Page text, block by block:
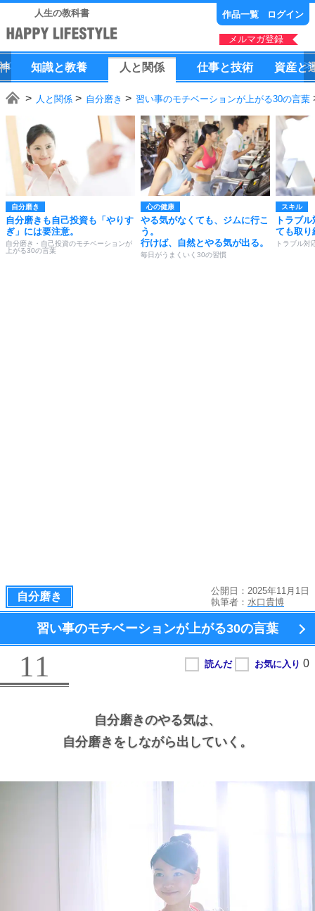
人生の教科書 作品一覧 ログイン
メルマガ登録
知識と教養 人 と 関係 仕事と技術 資産と
人と関係 自分磨き 習い事のモチベーションが上がる30の言葉
自分磨き
自分磨きも自己投資も「やりす
ぎ」には要注意。
自分磨き・自己投資のモチベーションが
上がる30の言葉
心の健康
やる気がなくても、ジムに行こ
う。
行けば、自然とやる気が出る。
毎日がうまくいく30の習慣
スキル
トラブ
ても取り
トラブル対
自分磨き
公開日：2025年11月1日
執筆者： 水口貴博
習い事のモチベーションが上がる30の言葉
11
自分磨きのやる気は、
自分磨きをしながら出していく。